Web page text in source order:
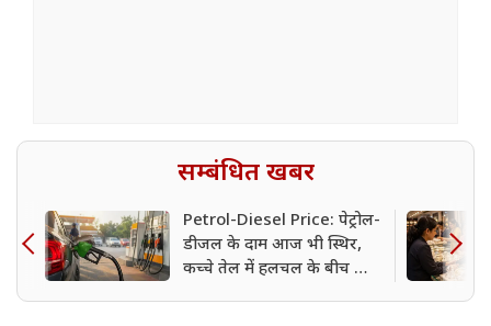
सम्बंधित खबर
Petrol-Diesel Price: पेट्रोल-
डीजल के दाम आज भी स्थिर,
कच्चे तेल में हलचल के बीच जानें